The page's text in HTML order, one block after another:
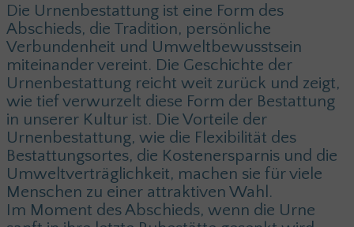
Die Urnenbestattung ist eine Form des
Abschieds, die Tradition, persönliche
Verbundenheit und Umweltbewusstsein
miteinander vereint. Die Geschichte der
Urnenbestattung reicht weit zurück und zeigt,
wie tief verwurzelt diese Form der Bestattung
in unserer Kultur ist. Die Vorteile der
Urnenbestattung, wie die Flexibilität des
Bestattungsortes, die Kostenersparnis und die
Umweltverträglichkeit, machen sie für viele
Menschen zu einer attraktiven Wahl.
Im Moment des Abschieds, wenn die Urne